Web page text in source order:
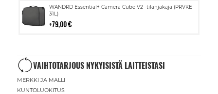
WANDRD Essential+ Camera Cube V2 -tilanjakaja (PRVKE
31L)
79,00 €
Lisää
ostoskoriin
VAIHTOTARJOUS NYKYISISTÄ LAITTEISTASI
MERKKI JA MALLI
KUNTOLUOKITUS